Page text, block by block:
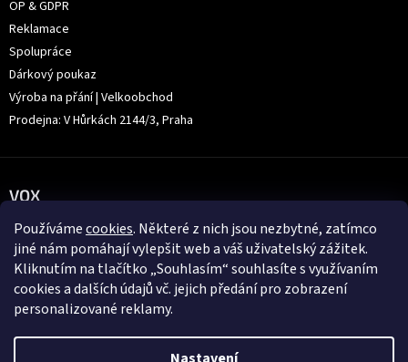
Používámecookies. Některé z nich jsou nezbytné, zatímco
jiné nám pomáhají vylepšit web a váš uživatelský zážitek.
Kliknutím na tlačítko „Souhlasím“ souhlasíte s využívaním
cookies a dalších údajů vč. jejich předání pro zobrazení
personalizované reklamy.
OP & GDPR
Reklamace
Spolupráce
Dárkový poukaz
Výroba na přání | Velkoobchod
Prodejna: V Hůrkách 2144/3, Praha
VOX